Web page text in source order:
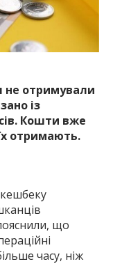
про події
та області.
отримували
із
Кошти вже
отримають.
що
часу, ніж